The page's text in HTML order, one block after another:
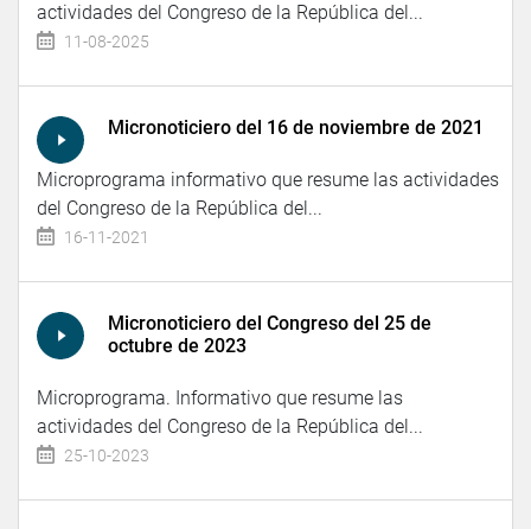
actividades del Congreso de la República del...
11-08-2025
Micronoticiero del 16 de noviembre de 2021
Microprograma informativo que resume las actividades
del Congreso de la República del...
16-11-2021
Micronoticiero del Congreso del 25 de
octubre de 2023
Microprograma. Informativo que resume las
actividades del Congreso de la República del...
25-10-2023